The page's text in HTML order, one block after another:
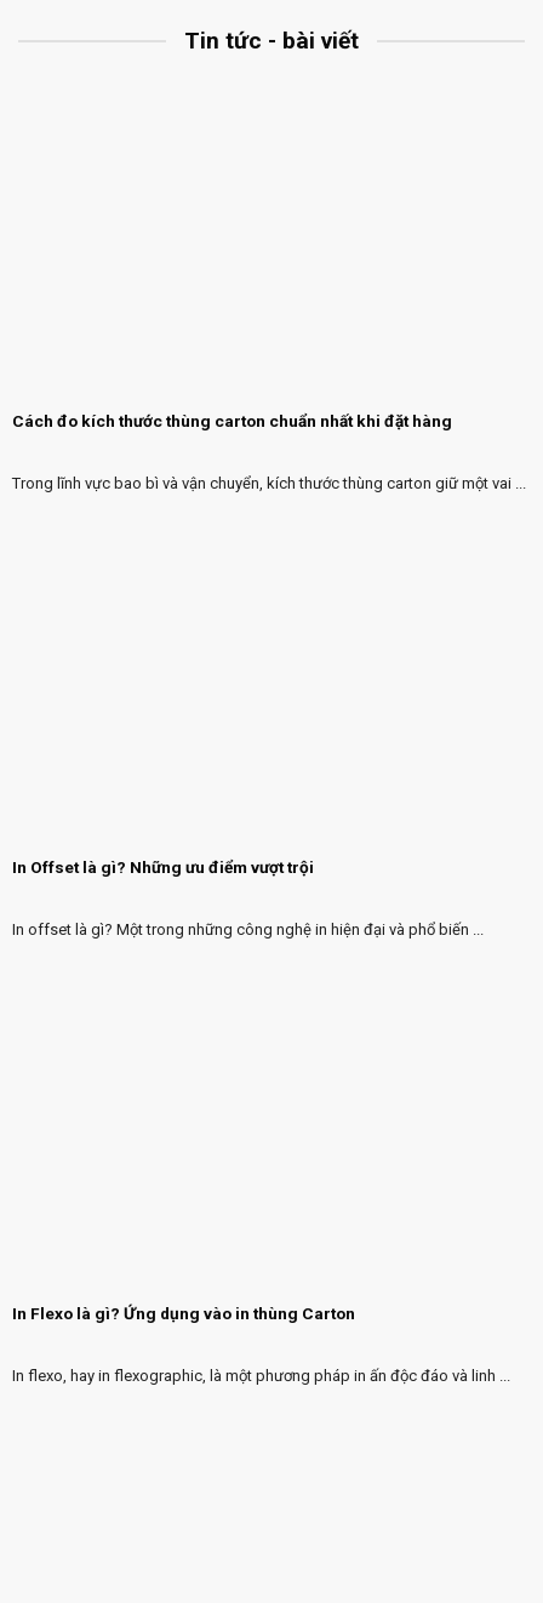
Tin tức - bài viết
Cách đo kích thước thùng carton chuẩn nhất khi đặt hàng
Trong lĩnh vực bao bì và vận chuyển, kích thước thùng carton giữ một vai ...
In Offset là gì? Những ưu điểm vượt trội
In offset là gì? Một trong những công nghệ in hiện đại và phổ biến ...
In Flexo là gì? Ứng dụng vào in thùng Carton
In flexo, hay in flexographic, là một phương pháp in ấn độc đáo và linh ...